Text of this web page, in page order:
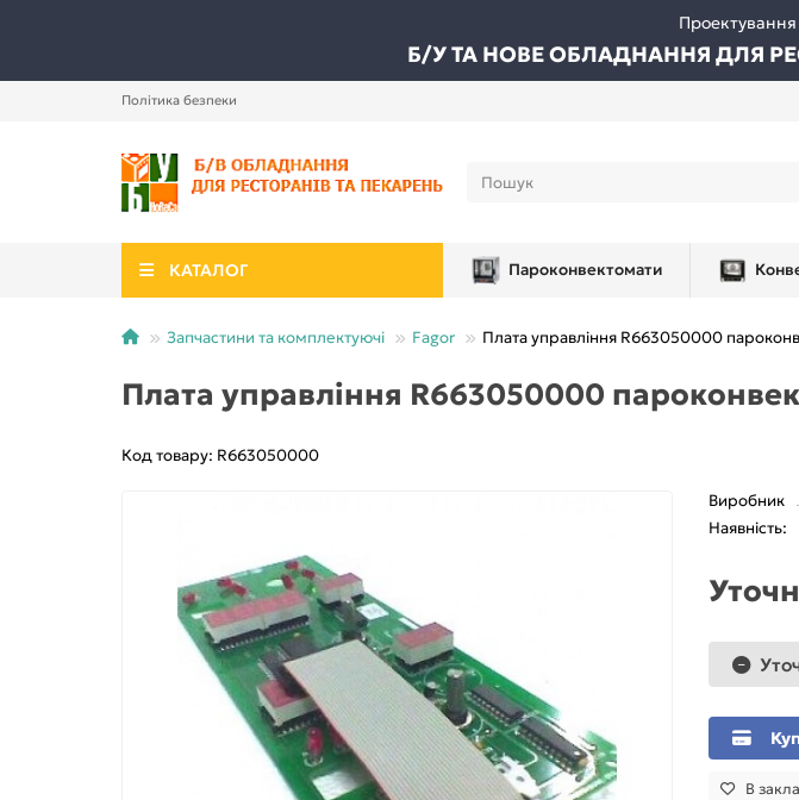
Б/У ТА НОВЕ ОБЛАДНАННЯ ДЛЯ
Політика безпеки
КАТАЛОГ Пароконвектомати
Запчастини та комплектуючі Fagor Плата управління R663050000
Плата управління R663050000
Код товару: R663050000
Виробник
Наявність:
В